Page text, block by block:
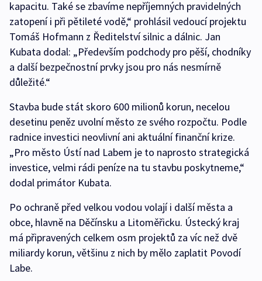
kapacitu. Také se zbavíme nepříjemných pravidelných
zatopení i při pětileté vodě,“ prohlásil vedoucí projektu
Tomáš Hofmann z Ředitelství silnic a dálnic. Jan
Kubata dodal: „Především podchody pro pěší, chodníky
a další bezpečnostní prvky jsou pro nás nesmírně
důležité.“
Stavba bude stát skoro 600 milionů korun, necelou
desetinu peněz uvolní město ze svého rozpočtu. Podle
radnice investici neovlivní ani aktuální finanční krize.
„Pro město Ústí nad Labem je to naprosto strategická
investice, velmi rádi peníze na tu stavbu poskytneme,“
dodal primátor Kubata.
Po ochraně před velkou vodou volají i další města a
obce, hlavně na Děčínsku a Litoměřicku. Ústecký kraj
má připravených celkem osm projektů za víc než dvě
miliardy korun, většinu z nich by mělo zaplatit Povodí
Labe.